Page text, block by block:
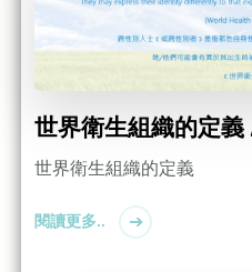
世界衛生組織的定
世界衛生組織的定義
閱讀更多..